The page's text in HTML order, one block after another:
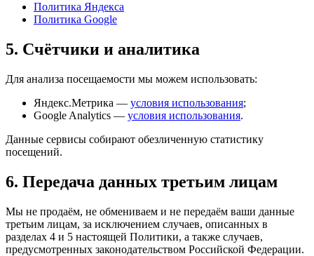
Политика Яндекса
Политика Google
5. Счётчики и аналитика
Для анализа посещаемости мы можем использовать:
Яндекс.Метрика — условия использования;
Google Analytics — условия использования.
Данные сервисы собирают обезличенную статистику
посещений.
6. Передача данных третьим лицам
Мы не продаём, не обмениваем и не передаём ваши данные
третьим лицам, за исключением случаев, описанных в
разделах 4 и 5 настоящей Политики, а также случаев,
предусмотренных законодательством Российской Федерации.